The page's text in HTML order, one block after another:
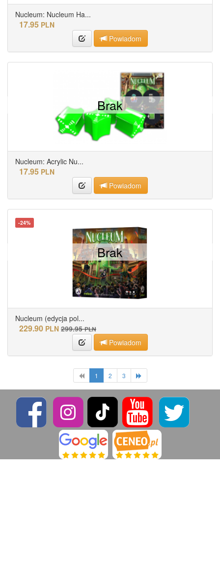
Nucleum: Nucleum Ha...
17.95 PLN
Powiadom
Nucleum: Acrylic Nu...
17.95 PLN
Powiadom
Brak
-24%
Nucleum (edycja pol...
229.90 PLN 299.95 PLN
Powiadom
Brak
1 2 3